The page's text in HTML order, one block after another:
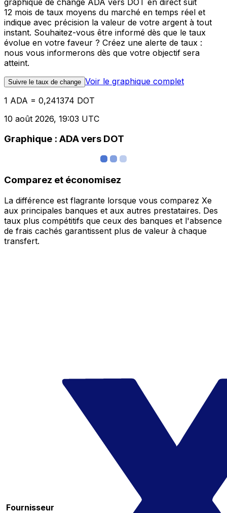
12 mois de taux moyens du marché en temps réel et
indique avec précision la valeur de votre argent à tout
instant. Souhaitez-vous être informé dès que le taux
évolue en votre faveur ? Créez une alerte de taux :
nous vous informerons dès que votre objectif sera
atteint.
Suivre le taux de change Voir le graphique complet
1 ADA = 0,241374 DOT
10 août 2026, 19:03 UTC
Graphique : ADA vers DOT
Comparez et économisez
La différence est flagrante lorsque vous comparez Xe
aux principales banques et aux autres prestataires. Des
taux plus compétitifs que ceux des banques et l'absence
de frais cachés garantissent plus de valeur à chaque
transfert.
Fournisseur